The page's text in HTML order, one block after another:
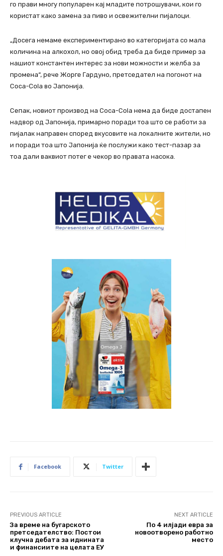
го прави многу популарен кај младите потрошувачи, кои го
користат како замена за пиво и освежителни пијалоци.
„Досега немаме експериментирано во категоријата со мала
количина на алкохол, но овој обид треба да биде пример за
нашиот константен интерес за нови можности и желба за
промена“, рече Жорге Гардуно, претседател на погонот на
Coca-Cola во Јапонија.
Сепак, новиот производ на Coca-Cola нема да биде достапен
надвор од Јапонија, примарно поради тоа што се работи за
пијалак направен според вкусовите на локалните жители, но
и поради тоа што Јапонија ќе послужи како тест-пазар за
тоа дали ваквиот потег е чекор во правата насока.
Facebook Twitter
PREVIOUS ARTICLE
За време на бугарското
претседателство: Постои
клучна дебата за иднината
и финансиите на целата ЕУ
NEXT ARTICLE
По 4 илјади евра за
новоотворено работно
место